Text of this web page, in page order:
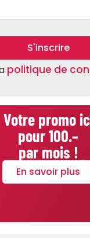
S'inscrire
politique de
Votre promo
pour 100.–
par mois !
En savoir plus